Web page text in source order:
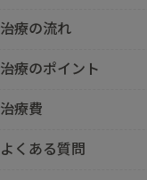
治療の流れ
治療のポイント
治療費
よくある質問